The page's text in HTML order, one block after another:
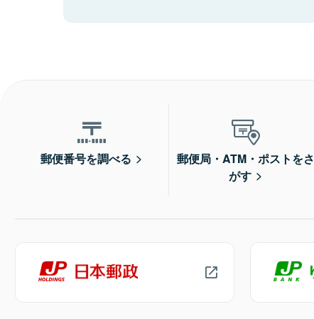
郵便番号を調べる
郵便局・ATM・ポストをさ
がす